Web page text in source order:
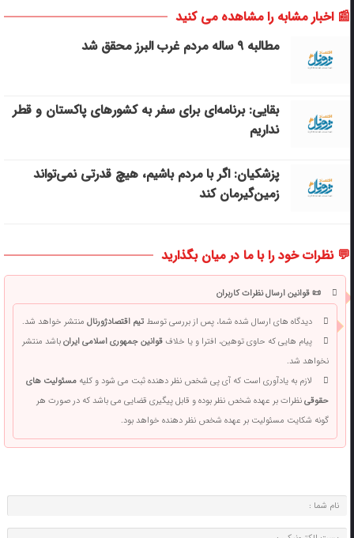
📰 اخبار مشابه را مشاهده می کنید
مطالبه ۹ ساله مردم غرب البرز محقق شد
بقایی: برنامه‌ای برای سفر به کشورهای پاکستان و قطر
نداریم
پزشکیان: اگر با مردم باشیم، هیچ قدرتی نمی‌تواند
زمین‌گیرمان کند
💬 نظرات خود را با ما در میان بگذارید
📜 قوانین ارسال نظرات کاربران
دیدگاه های ارسال شده شما، پس از بررسی توسطتیم اقتصادژورنالمنتشر خواهد شد.
پیام هایی که حاوی توهین، افترا و یا خلافقوانین جمهوری اسلامی ایرانباشد منتشر
نخواهد شد.
لازم به یادآوری است که آی پی شخص نظر دهنده ثبت می شود و کلیهمسئولیت های
حقوقینظرات بر عهده شخص نظر بوده و قابل پیگیری قضایی می باشد که در صورت هر
گونه شکایت مسئولیت بر عهده شخص نظر دهنده خواهد بود.